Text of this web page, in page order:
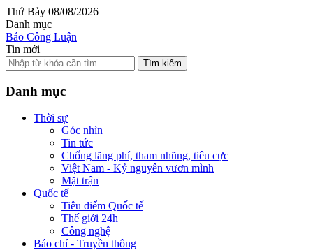
Thứ Bảy 08/08/2026
Danh mục
Báo Công Luận
Tin mới
Tìm kiếm
Danh mục
Thời sự
Góc nhìn
Tin tức
Chống lãng phí, tham nhũng, tiêu cực
Việt Nam - Kỷ nguyên vươn mình
Mặt trận
Quốc tế
Tiêu điểm Quốc tế
Thế giới 24h
Công nghệ
Báo chí - Truyền thông